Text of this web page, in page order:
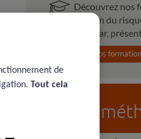
Découvrez nos
gestion du
webinar,
Voir toutes nos
Fiches
de
Tout cela